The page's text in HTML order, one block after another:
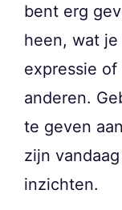
bent erg
heen, wat
expressie
anderen.
te geven
zijn
inzichten.